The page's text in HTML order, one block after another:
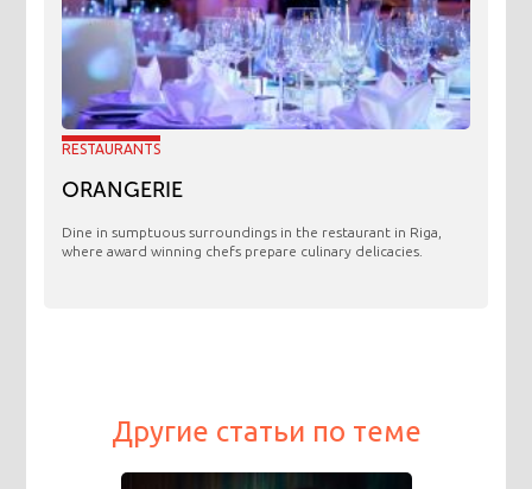
RESTAURANTS
ORANGERIE
​Dine in sumptuous surroundings in the restaurant in Riga,
where award winning chefs prepare culinary delicacies.
Другие статьи по теме